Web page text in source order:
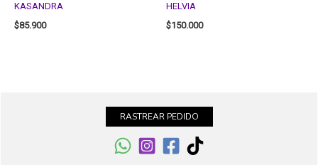
KASANDRA
$85.900
HELVIA
$150.000
RASTREAR PEDIDO